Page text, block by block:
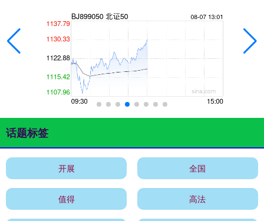
话题标签
开展 全国
值得 高法